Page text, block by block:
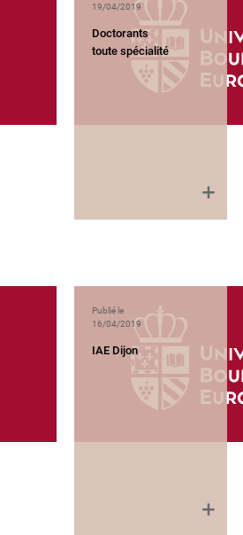
19/04/2019
Doctorants
toute spécialité
Publié le
16/04/2019
IAE Dijon